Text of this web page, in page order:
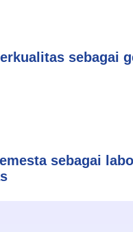
sebagai
sebagai